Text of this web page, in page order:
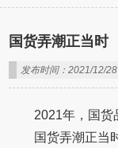
国货弄潮正当时
发布时间：2021/12/28
2021年，国
国货弄潮正当